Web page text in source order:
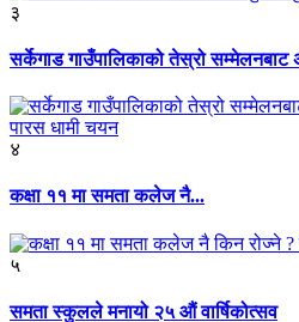
३
सर्केगाड गाउँपालिकाको तेस्रो सम्मेलनबाट
४
कक्षा ११ मा समता कलेज नै...
५
समता स्कुलले मनायो २५ औं वार्षिकोत्सव